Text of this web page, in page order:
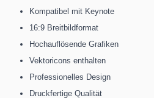
Kompatibel mit Keynote
16:9 Breitbildformat
Hochauflösende Grafiken
Vektoricons enthalten
Professionelles Design
Druckfertige Qualität